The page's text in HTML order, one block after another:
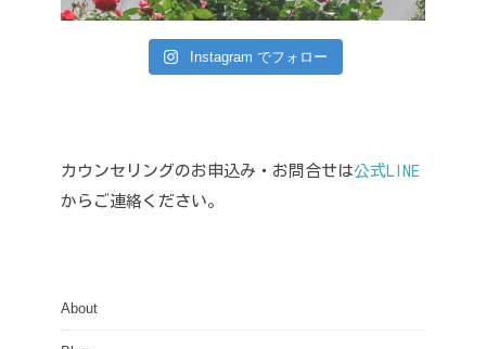
Instagram でフォロー
カウンセリングのお申込み・お問合せは公式LINE
からご連絡ください。
About